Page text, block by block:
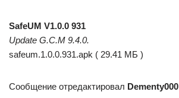
SafeUM V1.0.0 931
Update G.C.M 9.4.0.
safeum.1.0.0.931.apk ( 29.41 МБ )
Сообщение отредактировал Dementy000